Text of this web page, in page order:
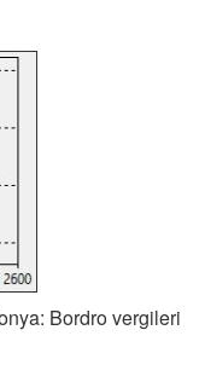
Bordro vergileri